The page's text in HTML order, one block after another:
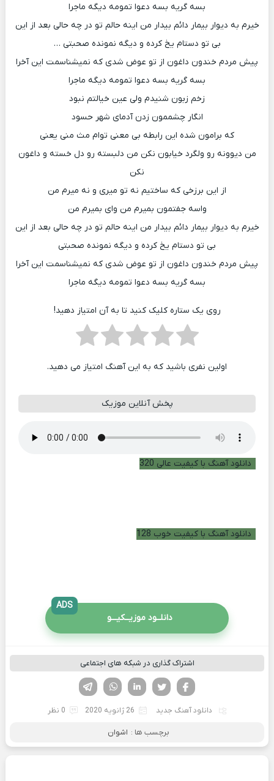
بسه گریه بسه دعوا تمومه دیگه ماجرا
خیرم به دیوار بیمار دائم بیدار من اینه حالم تو در چه حالی بعد از این
بی تو دستام یخ کرده و دیگه نمونده صحبتی …
پیش مردم خندون داغون از تو عوض شدی که نمیشناسمت این آخرا
بسه گریه بسه دعوا تمومه دیگه ماجرا
زخم زبون شنیدم ولی عین خیالتم نبود
انگار چشممون زدن آدمای شهر حسود
که برامون شده این رابطه بی معنی توام مث منی یعنی
من دیوونه رو ولگرد خیابون نکن من دلبسته رو دل خسته و داغون
نکن
از این برزخی که ساختیم نه تو میری و نه میرم من
واسه جفتمون بمیرم من وای بمیرم من
خیرم به دیوار بیمار دائم بیدار من اینه حالم تو در چه حالی بعد از این
بی تو دستام یخ کرده و دیگه نمونده صحبتی
پیش مردم خندون داغون از تو عوض شدی که نمیشناسمت این آخرا
بسه گریه بسه دعوا تمومه دیگه ماجرا
روی یک ستاره کلیک کنید تا به آن امتیاز دهید!
اولین نفری باشید که به این آهنگ امتیاز می دهید.
پخش آنلاین موزیک
دانلود آهنگ با کیفیت عالی 320
دانلود آهنگ با کیفیت خوب 128
دانلــود موزیــکیـــو
ADS
اشتراک گذاری در شبکه های اجتماعی
لینکدین تویتر
فیسوک
دانلود آهنگ جدید 26 ژانویه 2020 0 نظر
برچسب ها : اشوان